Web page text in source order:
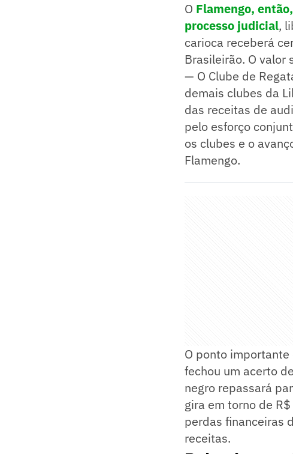
O Flamengo,
processo judicial,
carioca receberá
Brasileirão. O valor
— O Clube de
demais clubes da
das receitas de
pelo esforço
os clubes e o
Flamengo.
O ponto importante
fechou um acerto
negro repassará
gira em torno de
perdas financeiras
receitas.